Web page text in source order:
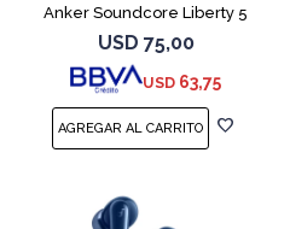
Anker Soundcore Liberty 5
NC Negro
USD 75,00
USD 63,75